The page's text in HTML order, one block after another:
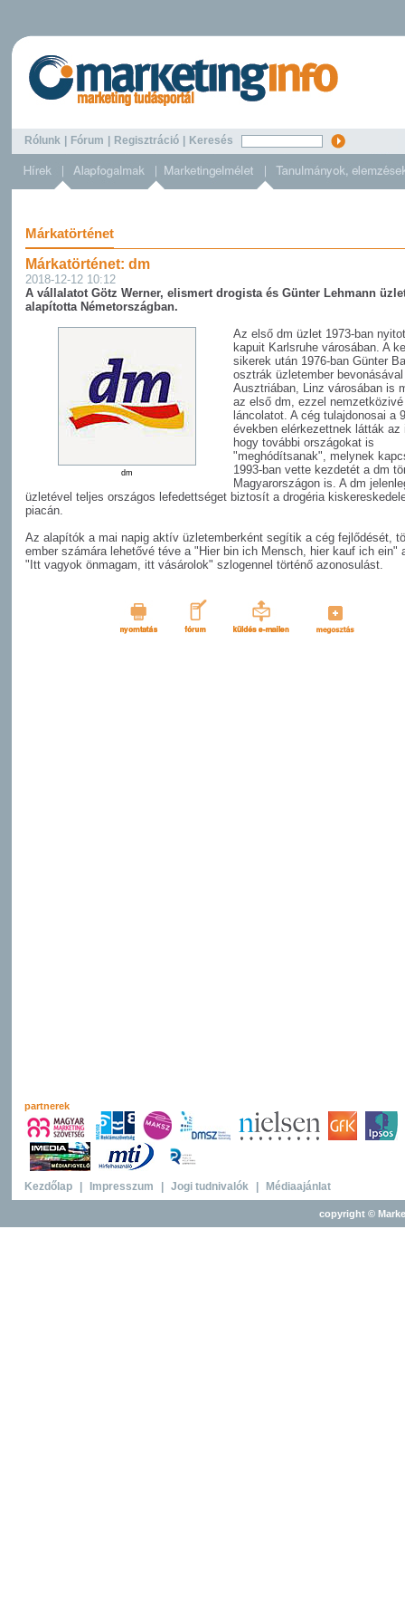
Rólunk Fórum Regisztráció Keresés
Márkatörténet
Márkatörténet: dm
2018-12-12 10:12
A vállalatot Götz Werner, elismert drogista és Günter Lehmann
alapította Németországban.
dm
Az első dm üzlet 1973-ban
kapuit Karlsruhe városában. A
sikerek után 1976-ban Günter
osztrák üzletember bevonásával
Ausztriában, Linz városában is
az első dm, ezzel
láncolatot. A cég tulajdonosai a
években elérkezettnek látták az
hogy további országokat is
"meghódítsanak", melynek
1993-ban vette kezdetét a dm
Magyarországon is. A dm
üzletével teljes országos lefedettséget biztosít a drogéria
piacán.
Az alapítók a mai napig aktív üzletemberként segítik a cég fejlődését,
ember számára lehetővé téve a "Hier bin ich Mensch, hier kauf ich ein"
"Itt vagyok önmagam, itt vásárolok" szlogennel történő azonosulást.
partnerek
Kezdőlap Impresszum Jogi tudnivalók Médiaajánlat
copyright ©